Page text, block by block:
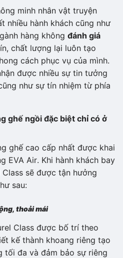
minh nhân vật truyện
nhiều hành khách cũng như
hàng không đánh giá
chất lượng lại luôn tạo
cách phục vụ của mình.
được nhiều sự tin tưởng
như sự tín nhiệm từ phía
ghế ngồi đặc biệt chỉ có ở
ghế cao cấp nhất được khai
EVA Air. Khi hành khách bay
sẽ được tận hưởng
sau:
thoải mái
Class được bố trí theo
kế thành khoang riêng tạo
tối đa và đảm bảo sự riêng